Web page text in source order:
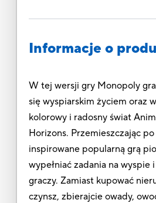
Informacje o
W tej wersji gry Monopoly
się wyspiarskim życiem oraz
kolorowy i radosny świat
Horizons. Przemieszczając
inspirowane popularną grą
wypełniać zadania na wyspie
graczy. Zamiast kupować
czynsz, zbierajcie owady,